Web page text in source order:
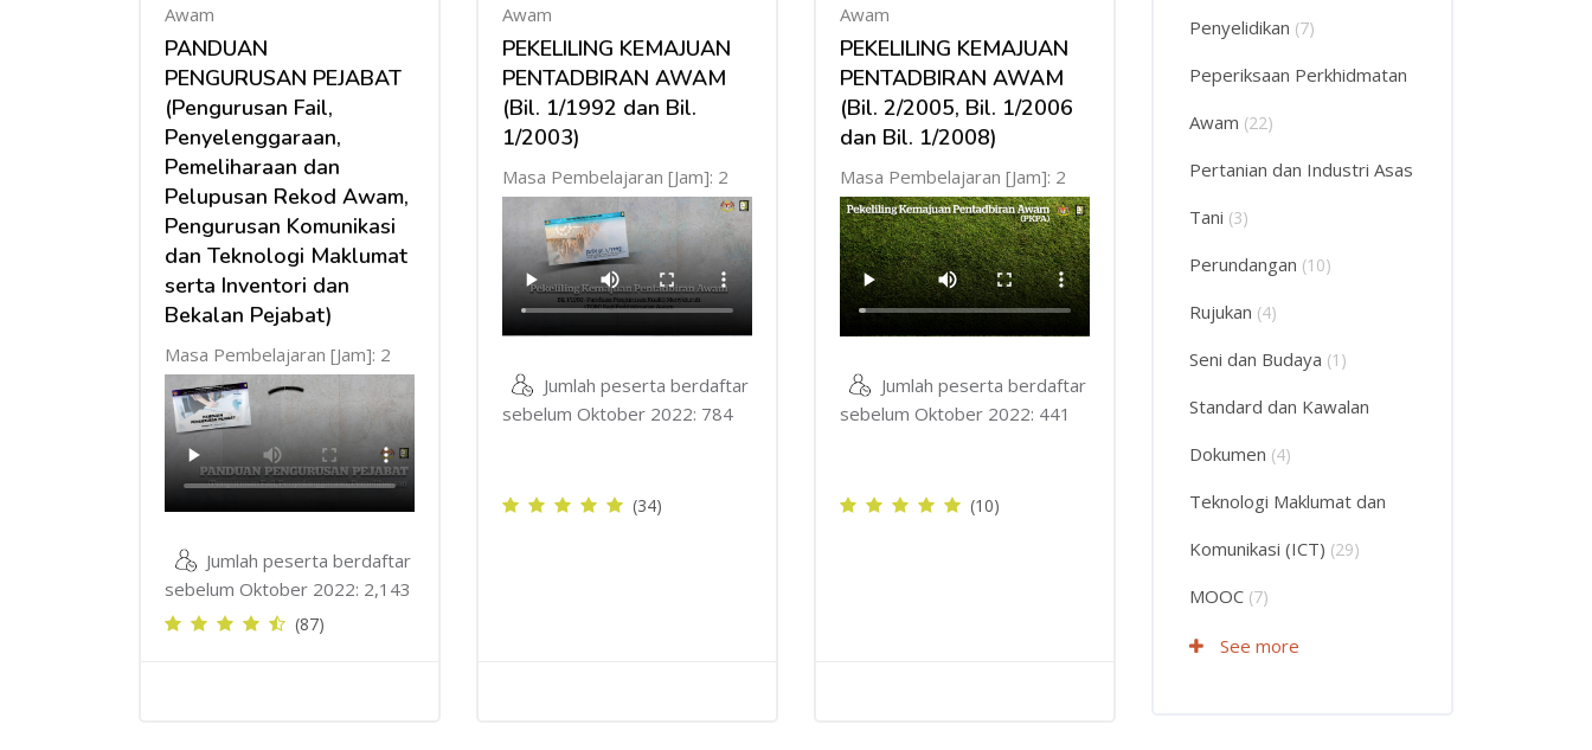
Awam
PANDUAN
PENGURUSAN PEJABAT
(Pengurusan Fail,
Penyelenggaraan,
Pemeliharaan dan
Pelupusan Rekod Awam,
Pengurusan Komunikasi
dan Teknologi Maklumat
serta Inventori dan
Bekalan Pejabat)
Masa Pembelajaran [Jam]: 2
Jumlah peserta berdaftar
sebelum Oktober 2022: 2,143
(87)
Awam
PEKELILING KEMAJUAN
PENTADBIRAN AWAM
(Bil. 1/1992 dan Bil.
1/2003)
Masa Pembelajaran [Jam]: 2
Jumlah peserta berdaftar
sebelum Oktober 2022: 784
(34)
Awam
PEKELILING KEMAJUAN
PENTADBIRAN AWAM
(Bil. 2/2005, Bil. 1/2006
dan Bil. 1/2008)
Masa Pembelajaran [Jam]: 2
Jumlah peserta berdaftar
sebelum Oktober 2022: 441
(10)
Penyelidikan (7)
Peperiksaan Perkhidmatan
Awam (22)
Pertanian dan Industri Asas
Tani (3)
Perundangan (10)
Rujukan (4)
Seni dan Budaya (1)
Standard dan Kawalan
Dokumen (4)
Teknologi Maklumat dan
Komunikasi (ICT) (29)
MOOC (7)
See more